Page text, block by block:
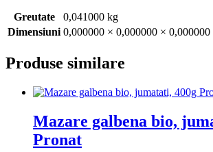
Greutate
0,041000 kg
Dimensiuni 0,000000 × 0,000000 × 0,000000
Produse similare
Mazare galbena bio,
Pronat